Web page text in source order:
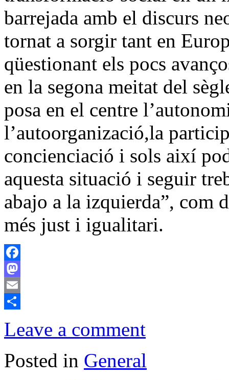
barrejada amb el discurs
tornat a sorgir tant en
qüestionant els pocs
en la segona meitat del
posa en el centre
l’autoorganizació,la
concienciació i sols així
aquesta situació i seguir
abajo a la izquierda”, com
més just i igualitari.
Facebook
Mastodon
Email
Leave a comment
Posted in General